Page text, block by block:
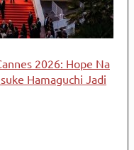
2026: Hope Na
Hamaguchi Jadi